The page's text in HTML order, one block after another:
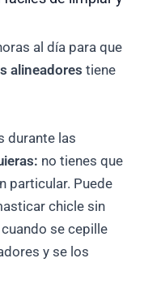
al día para que
alineadores tiene
durante las
no tienes que
particular. Puede
chicle sin
se cepille
y se los